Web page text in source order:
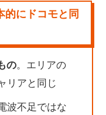
的にドコモと同
の。エリアの
リアと同じ
波不足ではな